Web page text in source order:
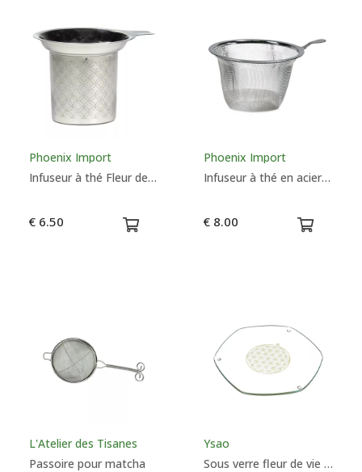
Phoenix Import
Infuseur à thé Fleur de vie en acier inoxydable
€ 6.50
Phoenix Import
Infuseur à thé en acier inoxydable
€ 8.00
L'Atelier des Tisanes
Passoire pour matcha
Ysao
Sous verre fleur de vie en Or - Energyplate - Swiss design